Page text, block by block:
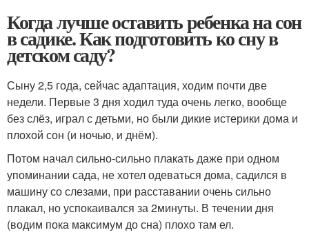
Когда лучше оставить ребенка на сон
в садике. Как подготовить ко сну в
детском саду?
Сыну 2,5 года, сейчас адаптация, ходим почти две
недели. Первые 3 дня ходил туда очень легко, вообще
без слёз, играл с детьми, но были дикие истерики дома и
плохой сон (и ночью, и днём).
Потом начал сильно-сильно плакать даже при одном
упоминании сада, не хотел одеваться дома, садился в
машину со слезами, при расставании очень сильно
плакал, но успокаивался за 2минуты. В течении дня
(водим пока максимум до сна) плохо там ел.